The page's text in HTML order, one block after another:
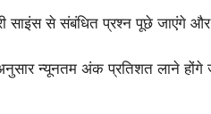
से संबंधित प्रश्न पूछे जाएंगे और
न्यूनतम अंक प्रतिशत लाने होंगे